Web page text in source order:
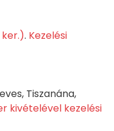
. Kezelési
Tiszanána,
kivételével kezelési